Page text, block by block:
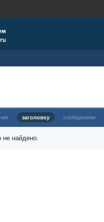
заголовку сообщениям
не найдено.